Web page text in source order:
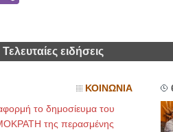
Τελευταίες ειδήσεις
ΚΟΙΝΩΝΙΑ
το δημοσίευμα του
της περασμένης